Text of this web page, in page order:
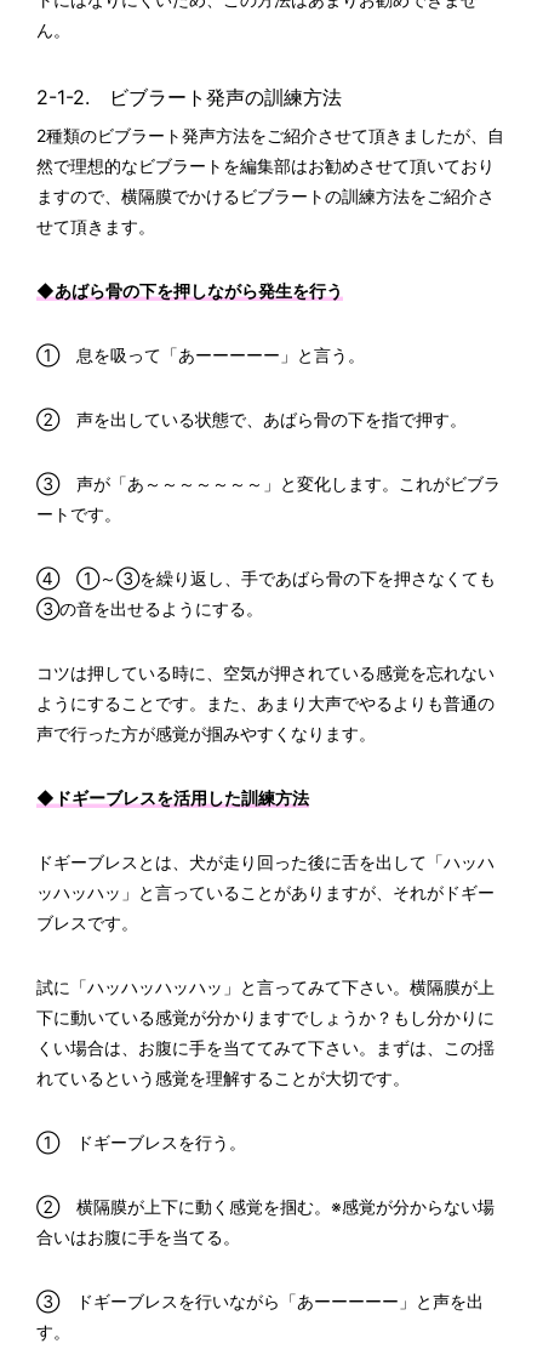
ん。
2-1-2. ビブラート発声の訓練方法
2種類のビブラート発声方法をご紹介させて頂きましたが、自
然で理想的なビブラートを編集部はお勧めさせて頂いており
ますので、横隔膜でかけるビブラートの訓練方法をご紹介さ
せて頂きます。
◆あばら骨の下を押しながら発生を行う
① 息を吸って「あーーーーー」と言う。
② 声を出している状態で、あばら骨の下を指で押す。
③ 声が「あ～～～～～～～」と変化します。これがビブラ
ートです。
④ ①～③を繰り返し、手であばら骨の下を押さなくても
③の音を出せるようにする。
コツは押している時に、空気が押されている感覚を忘れない
ようにすることです。また、あまり大声でやるよりも普通の
声で行った方が感覚が掴みやすくなります。
◆ドギーブレスを活用した訓練方法
ドギーブレスとは、犬が走り回った後に舌を出して「ハッハ
ッハッハッ」と言っていることがありますが、それがドギー
ブレスです。
試に「ハッハッハッハッ」と言ってみて下さい。横隔膜が上
下に動いている感覚が分かりますでしょうか？もし分かりに
くい場合は、お腹に手を当ててみて下さい。まずは、この揺
れているという感覚を理解することが大切です。
① ドギーブレスを行う。
② 横隔膜が上下に動く感覚を掴む。※感覚が分からない場
合いはお腹に手を当てる。
③ ドギーブレスを行いながら「あーーーーー」と声を出
す。